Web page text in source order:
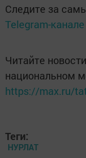
Следите за
Telegram-канале
Читайте
национальном
https://max.ru/
Теги:
НУРЛАТ